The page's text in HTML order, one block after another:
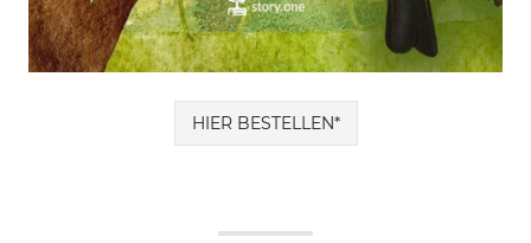
HIER BESTELLEN*